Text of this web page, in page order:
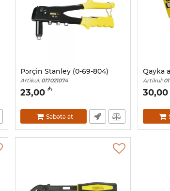
Pərçin Stanley (0-69-804)
Artikul: 017021074
23,00 ₼
Səbətə at
Qayka
Artikul:
30,00